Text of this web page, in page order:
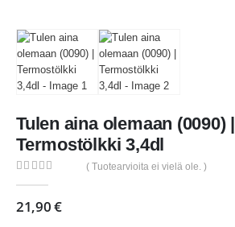
Tulen aina olemaan (0090) |
Termostölkki 3,4dl
( Tuotearvioita ei vielä ole. )
21,90€